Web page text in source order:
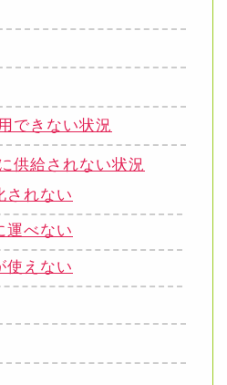
できない状況
供給されない状況
されない
運べない
使えない